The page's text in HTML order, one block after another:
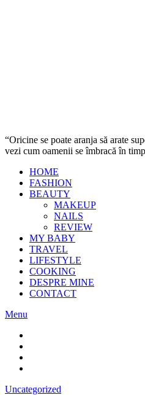
“Oricine se poate aranja să arate
vezi cum oamenii se îmbracă în
HOME
FASHION
BEAUTY
MAKEUP
NAILS
REVIEW
MY BABY
TRAVEL
LIFESTYLE
COOKING
DESPRE MINE
CONTACT
Menu
Uncategorized